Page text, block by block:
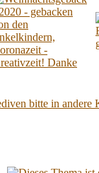
bitte in andere